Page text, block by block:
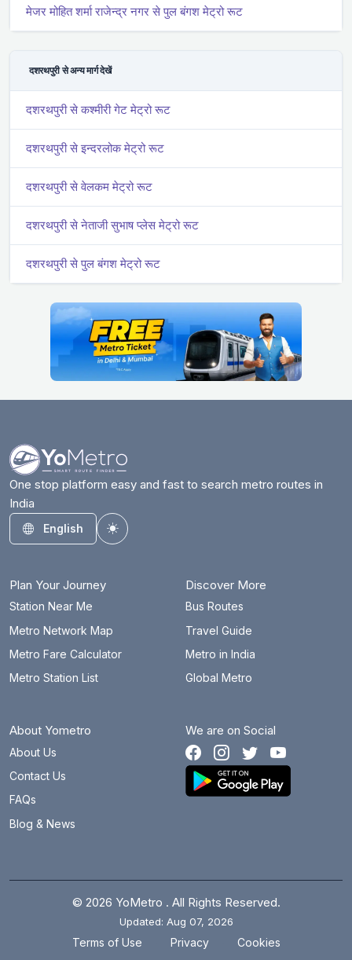
मे‌‌जर मोहित शर्मा राजेन्द्र नगर से पुल बंगश मेट्रो रूट
दशरथपुरी से अन्य मार्ग देखें
दशरथपुरी से कश्मीरी गेट मेट्रो रूट
दशरथपुरी से इन्दरलोक मेट्रो रूट
दशरथपुरी से वेलकम मेट्रो रूट
दशरथपुरी से नेताजी सुभाष प्लेस मेट्रो रूट
दशरथपुरी से पुल बंगश मेट्रो रूट
One stop platform easy and fast to search metro routes in
India
English
Toggle theme
Plan Your Journey
Station Near Me
Metro Network Map
Metro Fare Calculator
Metro Station List
Discover More
Bus Routes
Travel Guide
Metro in India
Global Metro
About Yometro
About Us
Contact Us
FAQs
Blog & News
We are on Social
© 2026 YoMetro . All Rights Reserved.
Updated: Aug 07, 2026
Terms of Use Privacy Cookies